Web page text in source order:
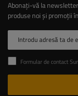
Abonați-vă la
produse noi și promoții
Introdu adresă ta de
Formular de contact Sunt de acord cu prelucrarea